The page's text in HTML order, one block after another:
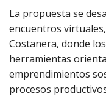
La propuesta se
encuentros
Costanera, donde
herramientas
emprendimientos
procesos